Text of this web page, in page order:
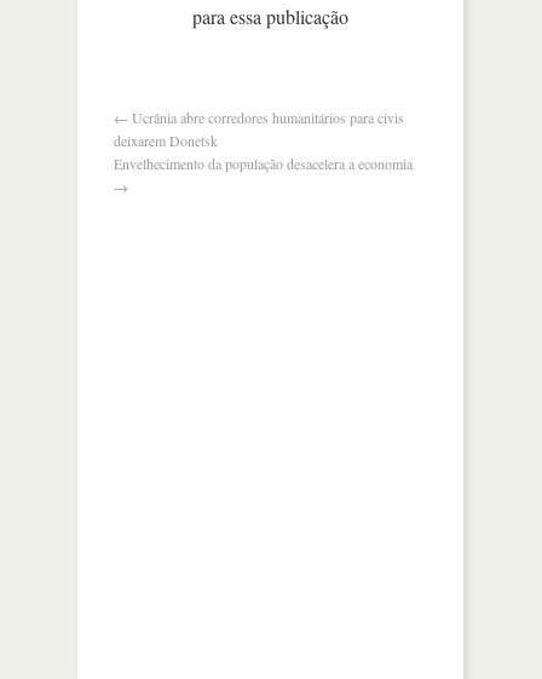
para essa publicação
← Ucrânia abre corredores humanitários para civis
deixarem Donetsk
Envelhecimento da população desacelera a economia
→